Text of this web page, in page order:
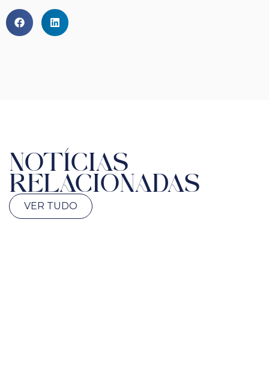
NOTÍCIAS
RELACIONADAS
VER TUDO